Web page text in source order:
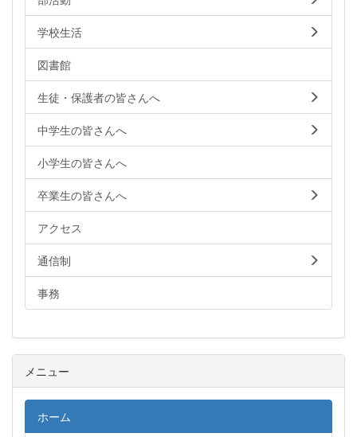
学校生活
図書館
生徒・保護者の皆さんへ
中学生の皆さんへ
小学生の皆さんへ
卒業生の皆さんへ
アクセス
通信制
事務
メニュー
ホーム